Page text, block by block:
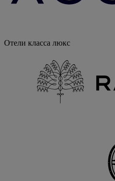
Отели класса люкс